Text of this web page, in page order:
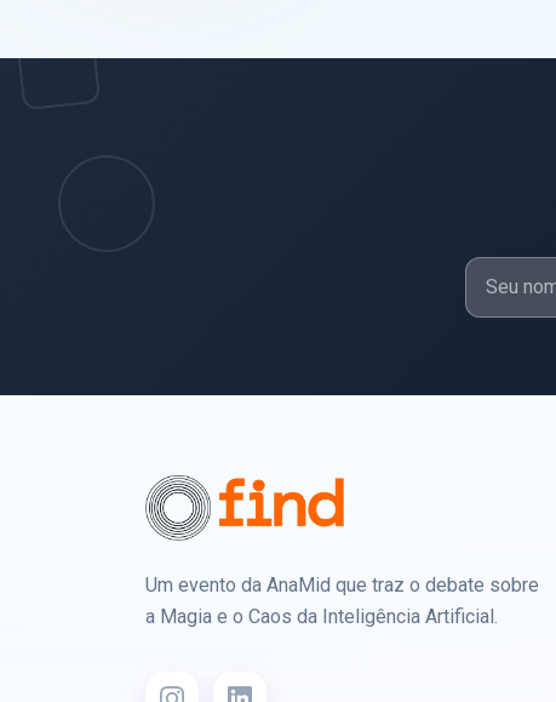
Um evento da AnaMid que traz o debate sobre
a Magia e o Caos da Inteligência Artificial.